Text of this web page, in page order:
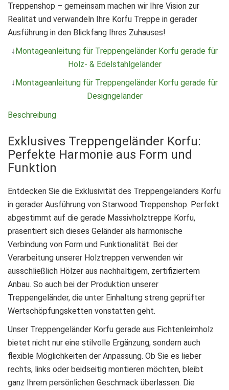
Treppenshop – gemeinsam machen wir Ihre Vision zur
Realität und verwandeln Ihre Korfu Treppe in gerader
Ausführung in den Blickfang Ihres Zuhauses!
↓Montageanleitung für Treppengeländer Korfu gerade für
Holz- & Edelstahlgeländer
↓Montageanleitung für Treppengeländer Korfu gerade für
Designgeländer
Beschreibung
Exklusives Treppengeländer Korfu:
Perfekte Harmonie aus Form und
Funktion
Entdecken Sie die Exklusivität des Treppengeländers Korfu
in gerader Ausführung von Starwood Treppenshop. Perfekt
abgestimmt auf die gerade Massivholztreppe Korfu,
präsentiert sich dieses Geländer als harmonische
Verbindung von Form und Funktionalität. Bei der
Verarbeitung unserer Holztreppen verwenden wir
ausschließlich Hölzer aus nachhaltigem, zertifiziertem
Anbau. So auch bei der Produktion unserer
Treppengeländer, die unter Einhaltung streng geprüfter
Wertschöpfungsketten vonstatten geht.
Unser Treppengeländer Korfu gerade aus Fichtenleimholz
bietet nicht nur eine stilvolle Ergänzung, sondern auch
flexible Möglichkeiten der Anpassung. Ob Sie es lieber
rechts, links oder beidseitig montieren möchten, bleibt
ganz Ihrem persönlichen Geschmack überlassen. Die